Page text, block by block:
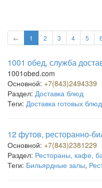
← 1 2 3 4 5 6
1001 обед, служба
1001obed.com
Основной: +7(843)2494339
Раздел: Доставка блюд
Теги: Доставка готовых блюд
12 футов, ресторанно-
Основной: +7(843)2381229
Раздел: Рестораны, кафе,
Теги: Бильярдные залы,